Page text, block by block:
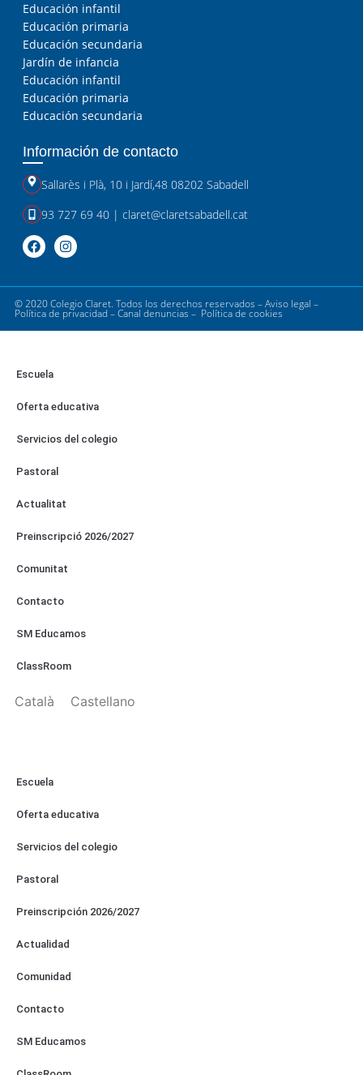
Educación infantil
Educación primaria
Educación secundaria
Jardín de infancia
Educación infantil
Educación primaria
Educación secundaria
Información de contacto
Sallarès i Plà, 10i Jardí,48 08202 Sabadell
93 727 69 40| claret@claretsabadell.cat
© 2020 Colegio Claret. Todos los derechos reservados –Aviso legal –
Política de privacidad –Canal denuncias – Política de cookies
Escuela
Oferta educativa
Servicios del colegio
Pastoral
Actualitat
Preinscripció 2026/2027
Comunitat
Contacto
SM Educamos
ClassRoom
Català Castellano
Escuela
Oferta educativa
Servicios del colegio
Pastoral
Preinscripción 2026/2027
Actualidad
Comunidad
Contacto
SM Educamos